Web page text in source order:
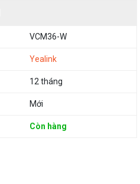
VCM36-W
Yealink
12 tháng
Mới
Còn hàng